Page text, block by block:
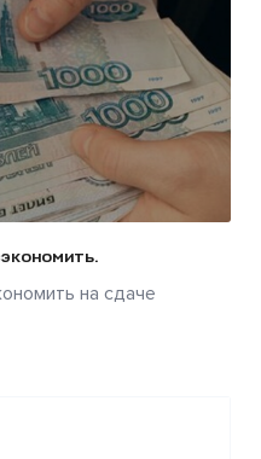
на сдаче